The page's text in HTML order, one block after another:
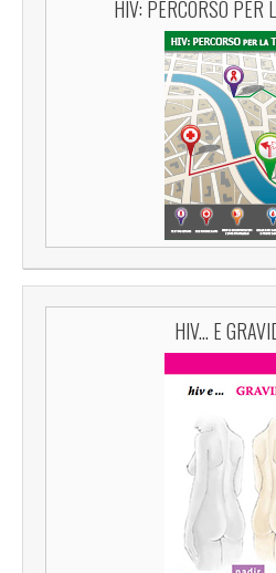
HIV: PERCORSO PER
HIV... E